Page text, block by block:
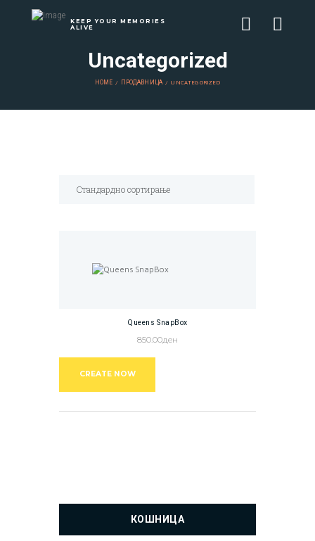
KEEP YOUR MEMORIES
ALIVE
Uncategorized
HOME ПРОДАВНИЦА UNCATEGORIZED
Queens SnapBox
850.00ден
CREATE NOW
КОШНИЦА